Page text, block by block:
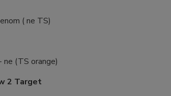
( ne TS)
(TS orange)
2 Target